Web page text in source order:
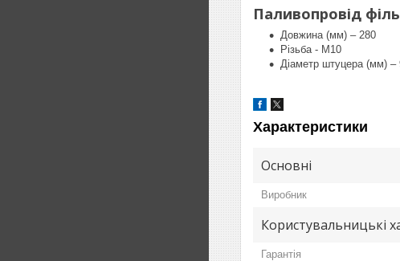
Паливопровід
Довжина (мм) – 280
Різьба - М10
Діаметр штуцера (мм) –
Характеристики
Основні
Виробник
Користувальницькі
Гарантія